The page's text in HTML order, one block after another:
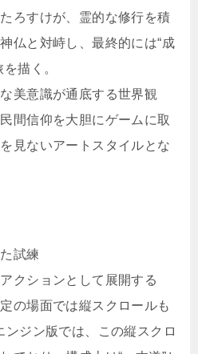
ろすけが、霊的な修行を積
仏と対峙し、最終的には“成
描く。
美意識が通底する世界観
間信仰を大胆にゲームに取
見ないアートスタイルとな
試練
クションとして展開する
の場面では縦スクロールも
ジン版では、この縦スクロ